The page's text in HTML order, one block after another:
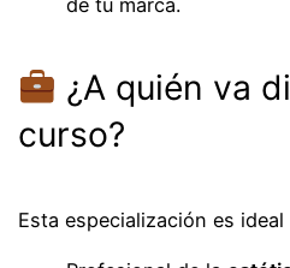
¿A quién va
curso?
Esta especialización es